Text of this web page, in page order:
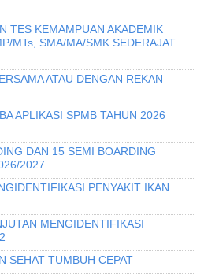
TES KEMAMPUAN AKADEMIK
MTs, SMA/MA/SMK SEDERAJAT
ATAU DENGAN REKAN
APLIKASI SPMB TAHUN 2026
DAN 15 SEMI BOARDING
2027
PENYAKIT IKAN
MENGIDENTIFIKASI
SEHAT TUMBUH CEPAT